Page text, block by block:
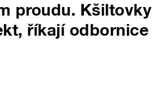
proudu. Kšiltovky
říkají odbornice